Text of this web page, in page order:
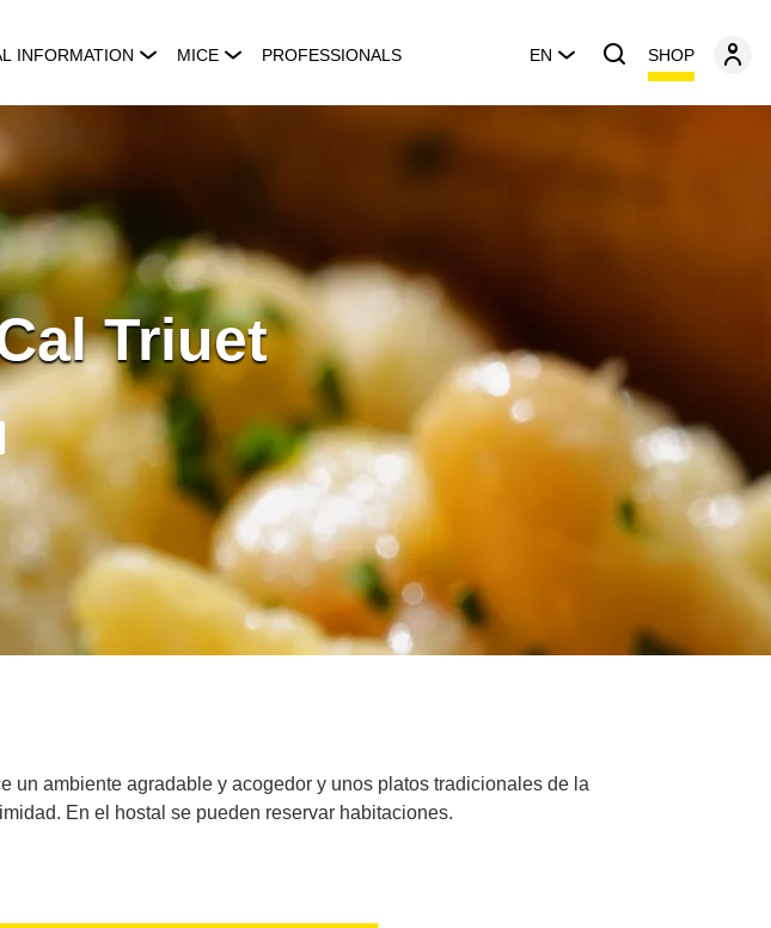
INFORMATION MICE PROFESSIONALS EN SHOP
Triuet
un ambiente agradable y acogedor y unos platos tradicionales de la
En el hostal se pueden reservar habitaciones.